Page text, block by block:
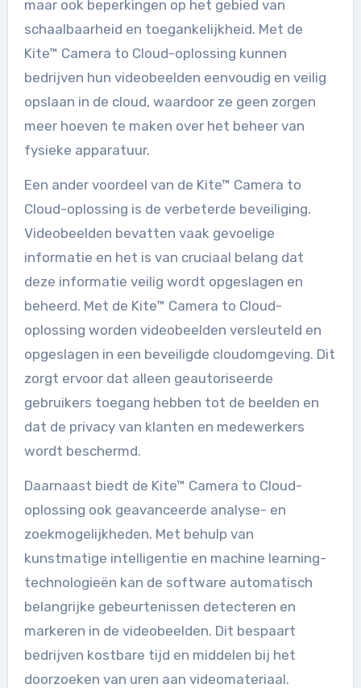
maar ook beperkingen op het gebied van
schaalbaarheid en toegankelijkheid. Met de
Kite™ Camera to Cloud-oplossing kunnen
bedrijven hun videobeelden eenvoudig en veilig
opslaan in de cloud, waardoor ze geen zorgen
meer hoeven te maken over het beheer van
fysieke apparatuur.
Een ander voordeel van de Kite™ Camera to
Cloud-oplossing is de verbeterde beveiliging.
Videobeelden bevatten vaak gevoelige
informatie en het is van cruciaal belang dat
deze informatie veilig wordt opgeslagen en
beheerd. Met de Kite™ Camera to Cloud-
oplossing worden videobeelden versleuteld en
opgeslagen in een beveiligde cloudomgeving. Dit
zorgt ervoor dat alleen geautoriseerde
gebruikers toegang hebben tot de beelden en
dat de privacy van klanten en medewerkers
wordt beschermd.
Daarnaast biedt de Kite™ Camera to Cloud-
oplossing ook geavanceerde analyse- en
zoekmogelijkheden. Met behulp van
kunstmatige intelligentie en machine learning-
technologieën kan de software automatisch
belangrijke gebeurtenissen detecteren en
markeren in de videobeelden. Dit bespaart
bedrijven kostbare tijd en middelen bij het
doorzoeken van uren aan videomateriaal.